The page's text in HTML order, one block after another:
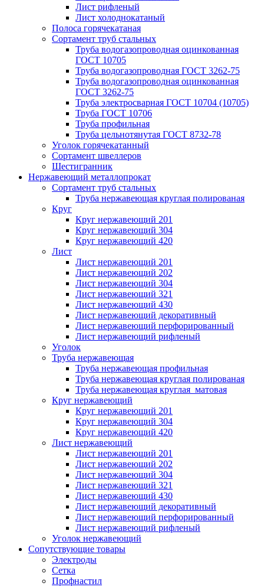
Лист рифленый
Лист холоднокатаный
Полоса горячекатаная
Сортамент труб стальных
Труба водогазопроводная оцинкованная
ГОСТ 10705
Труба водогазопроводная ГОСТ 3262-75
Труба водогазопроводная оцинкованная
ГОСТ 3262-75
Труба электросварная ГОСТ 10704 (10705)
Труба ГОСТ 10706
Труба профильная
Труба цельнотянутая ГОСТ 8732-78
Уголок горячекатанный
Сортамент швеллеров
Шестигранник
Нержавеющий металлопрокат
Сортамент труб стальных
Труба нержавеющая круглая полированая
Круг
Круг нержавеющий 201
Круг нержавеющий 304
Круг нержавеющий 420
Лист
Лист нержавеющий 201
Лист нержавеющий 202
Лист нержавеющий 304
Лист нержавеющий 321
Лист нержавеющий 430
Лист нержавеющий декоративный
Лист нержавеющий перфорированный
Лист нержавеющий рифленый
Уголок
Труба нержавеющая
Труба нержавеющая профильная
Труба нержавеющая круглая полированая
Труба нержавеющая круглая матовая
Круг нержавеющий
Круг нержавеющий 201
Круг нержавеющий 304
Круг нержавеющий 420
Лист нержавеющий
Лист нержавеющий 201
Лист нержавеющий 202
Лист нержавеющий 304
Лист нержавеющий 321
Лист нержавеющий 430
Лист нержавеющий декоративный
Лист нержавеющий перфорированный
Лист нержавеющий рифленый
Уголок нержавеющий
Cопутствующие товары
Электроды
Сетка
Профнастил